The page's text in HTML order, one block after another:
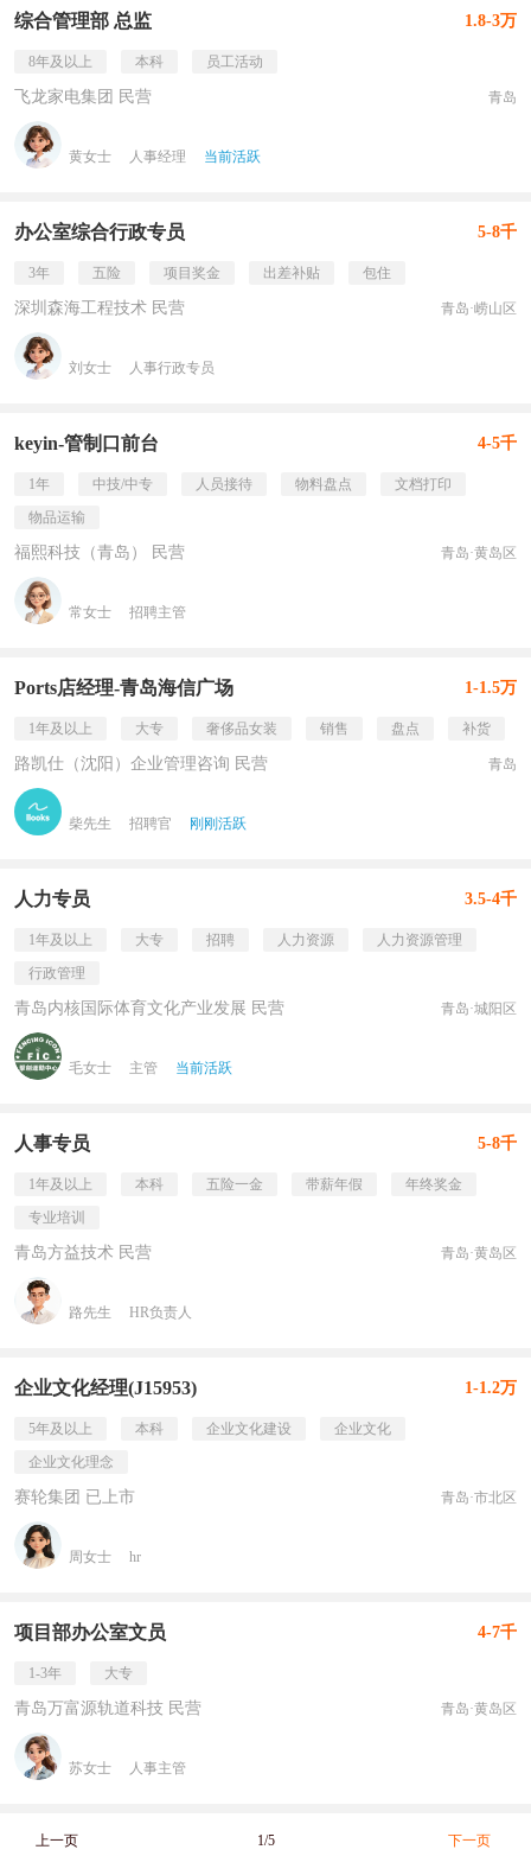
综合管理部 总监 1.8-3万
8年及以上 本科 员工活动
飞龙家电集团 民营 青岛
黄女士 人事经理 当前活跃
办公室综合行政专员 5-8千
3年 五险 项目奖金 出差补贴 包住
深圳森海工程技术 民营 青岛·崂山区
刘女士 人事行政专员
keyin-管制口前台 4-5千
1年 中技/中专 人员接待 物料盘点
文档打印
物品运输
福熙科技（青岛） 民营 青岛·黄岛区
常女士 招聘主管
Ports店经理-青岛海信广场 1-1.5万
1年及以上 大专 奢侈品女装 销售 盘点 补货
路凯仕（沈阳）企业管理咨询 民营 青岛
柴先生 招聘官 刚刚活跃
人力专员 3.5-4千
1年及以上 大专 招聘 人力资源
人力资源管理
行政管理
青岛内核国际体育文化产业发展 民营 青岛·城阳区
毛女士 主管 当前活跃
人事专员 5-8千
1年及以上 本科 五险一金 带薪年假
年终奖金
专业培训
青岛方益技术 民营 青岛·黄岛区
路先生 HR负责人
企业文化经理(J15953) 1-1.2万
5年及以上 本科 企业文化建设
企业文化
企业文化理念
赛轮集团 已上市 青岛·市北区
周女士 hr
项目部办公室文员 4-7千
1-3年 大专
青岛万富源轨道科技 民营 青岛·黄岛区
苏女士 人事主管
上一页 1/5 下一页